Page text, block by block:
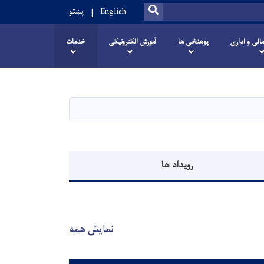
SEARCH
English پښتو
و اداری پوهنځی ها آموزش الکترونیکی خدمات
رویداد ها
نمایش همه